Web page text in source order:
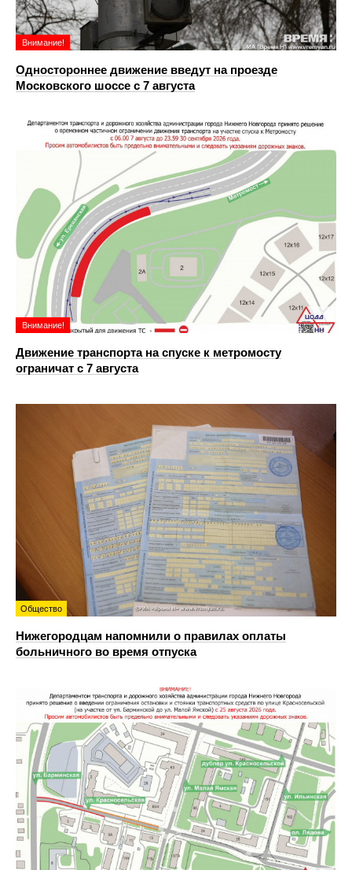
Внимание!
Одностороннее движение введут на проезде
Московского шоссе с 7 августа
Внимание!
Движение транспорта на спуске к метромосту
ограничат с 7 августа
Общество
Нижегородцам напомнили о правилах оплаты
больничного во время отпуска